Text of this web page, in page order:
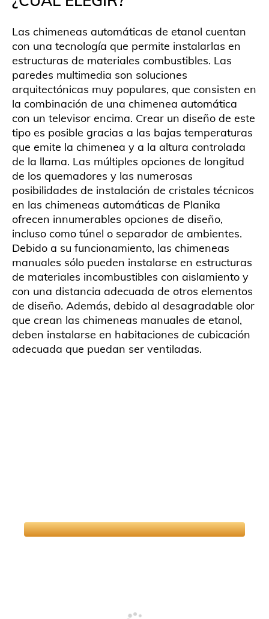
Las chimeneas automáticas de etanol cuentan
con una tecnología que permite instalarlas en
estructuras de materiales combustibles. Las
paredes multimedia son soluciones
arquitectónicas muy populares, que consisten en
la combinación de una chimenea automática
con un televisor encima. Crear un diseño de este
tipo es posible gracias a las bajas temperaturas
que emite la chimenea y a la altura controlada
de la llama. Las múltiples opciones de longitud
de los quemadores y las numerosas
posibilidades de instalación de cristales técnicos
en las chimeneas automáticas de Planika
ofrecen innumerables opciones de diseño,
incluso como túnel o separador de ambientes.
Debido a su funcionamiento, las chimeneas
manuales sólo pueden instalarse en estructuras
de materiales incombustibles con aislamiento y
con una distancia adecuada de otros elementos
de diseño. Además, debido al desagradable olor
que crean las chimeneas manuales de etanol,
deben instalarse en habitaciones de cubicación
adecuada que puedan ser ventiladas.